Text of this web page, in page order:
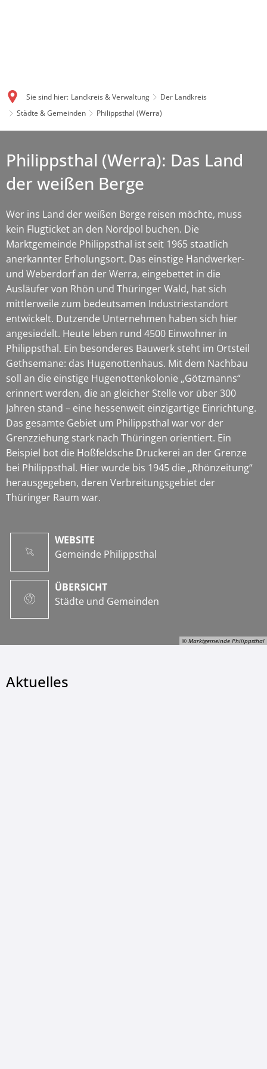
Sie sind hier: Landkreis & Verwaltung
Der Landkreis
Städte & Gemeinden
Philippsthal (Werra)
© Marktgemeinde Philippsthal
Philippsthal (Werra): Das Land
der weißen Berge
Wer ins Land der weißen Berge reisen möchte, muss
kein Flugticket an den Nordpol buchen. Die
Marktgemeinde Philippsthal ist seit 1965 staatlich
anerkannter Erholungsort. Das einstige Handwerker-
und Weberdorf an der Werra, eingebettet in die
Ausläufer von Rhön und Thüringer Wald, hat sich
mittlerweile zum bedeutsamen Industriestandort
entwickelt. Dutzende Unternehmen haben sich hier
angesiedelt. Heute leben rund 4500 Einwohner in
Philippsthal. Ein besonderes Bauwerk steht im Ortsteil
Gethsemane: das Hugenottenhaus. Mit dem Nachbau
soll an die einstige Hugenottenkolonie „Götzmanns“
erinnert werden, die an gleicher Stelle vor über 300
Jahren stand – eine hessenweit einzigartige Einrichtung.
Das gesamte Gebiet um Philippsthal war vor der
Grenzziehung stark nach Thüringen orientiert. Ein
Beispiel bot die Hoßfeldsche Druckerei an der Grenze
bei Philippsthal. Hier wurde bis 1945 die „Rhönzeitung“
herausgegeben, deren Verbreitungsgebiet der
Thüringer Raum war.
WEBSITE
Gemeinde Philippsthal
ÜBERSICHT
Städte und Gemeinden
Aktuelles